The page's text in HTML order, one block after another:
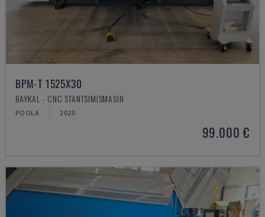
BPM-T 1525X30
BAYKAL - CNC STANTSIMISMASIN
POOLA 2020
99.000 €